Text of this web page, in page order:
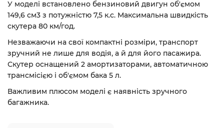
У моделі встановлено бензиновий двигун об'ємом
149,6 см3 з потужністю 7,5 к.с. Максимальна швидкість
скутера 80 км/год.
Незважаючи на свої компактні розміри, транспорт
зручний не лише для водія, а й для його пасажира.
Скутер оснащений 2 амортизаторами, автоматичною
трансмісією і об'ємом бака 5 л.
Важливим плюсом моделі є наявність зручного
багажника.